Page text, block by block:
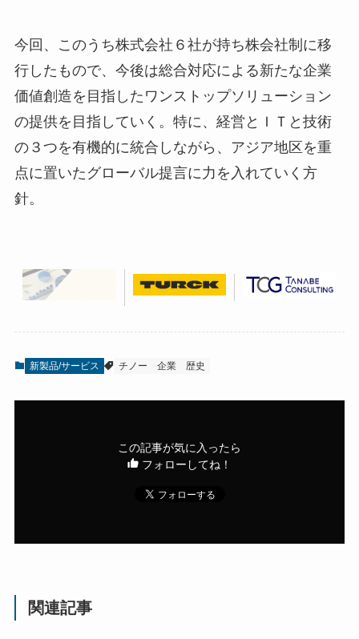
今回、このうち株式会社６社が持ち株会社制に移
行したもので、今後は総合対応による新たな企業
価値創造を目指したワンストップソリューション
の提供を目指していく。特に、経営とＩＴと技術
の３つを有機的に統合しながら、アジア地区を重
点に置いたグローバル提言に力を入れていく方
針。
新製品/サービス チノー 企業 歴史
この記事が気に入ったら
フォローしてね！
関連記事